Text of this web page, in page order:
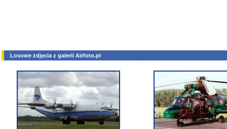
Losowe zdjęcia z galerii Airfoto.pl